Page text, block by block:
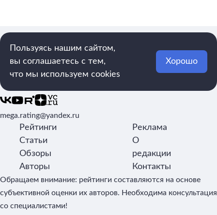
Рейтинги, обзоры и новости о товарах
mega.rating@yandex.ru
Рейтинги
Статьи
Обзоры
Авторы
Реклама
О
редакции
Контакты
Обращаем внимание: рейтинги составляются на основе
субъективной оценки их авторов. Необходима консультация
со специалистами!
Пользуясь нашим сайтом,
вы соглашаетесь с тем,
что мы используем cookies
Хорошо